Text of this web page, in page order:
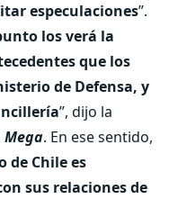
especulaciones”.
los verá la
que los
de Defensa, y
”, dijo la
Mega. En ese sentido,
de Chile es
sus relaciones de